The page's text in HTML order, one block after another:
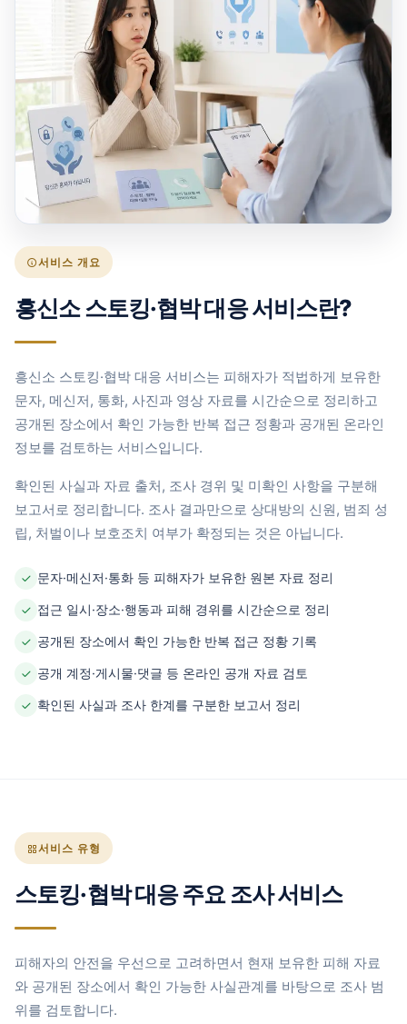
서비스 개요
흥신소 스토킹·협박 대응 서비스란?
흥신소 스토킹·협박 대응 서비스는 피해자가 적법하게 보유한
문자, 메신저, 통화, 사진과 영상 자료를 시간순으로 정리하고
공개된 장소에서 확인 가능한 반복 접근 정황과 공개된 온라인
정보를 검토하는 서비스입니다.
확인된 사실과 자료 출처, 조사 경위 및 미확인 사항을 구분해
보고서로 정리합니다. 조사 결과만으로 상대방의 신원, 범죄 성
립, 처벌이나 보호조치 여부가 확정되는 것은 아닙니다.
문자·메신저·통화 등 피해자가 보유한 원본 자료 정리
접근 일시·장소·행동과 피해 경위를 시간순으로 정리
공개된 장소에서 확인 가능한 반복 접근 정황 기록
공개 계정·게시물·댓글 등 온라인 공개 자료 검토
확인된 사실과 조사 한계를 구분한 보고서 정리
서비스 유형
스토킹·협박 대응 주요 조사 서비스
피해자의 안전을 우선으로 고려하면서 현재 보유한 피해 자료
와 공개된 장소에서 확인 가능한 사실관계를 바탕으로 조사 범
위를 검토합니다.